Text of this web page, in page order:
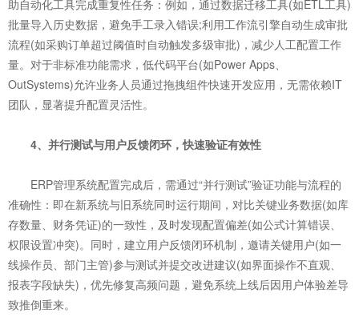
助自动化工具完成重复性任务：例如，通过数据迁移工具(如ETL工具)
批量导入历史数据，避免手工录入错误;利用工作流引擎自动生成审批
流程(如采购订单超过阈值时自动触发多级审批)，减少人工配置工作
量。对于非标准功能需求，低代码平台(如Power Apps、
OutSystems)允许业务人员通过拖拽组件快速开发应用，无需依赖IT
团队，显著提升配置灵活性。
4、并行测试与用户反馈闭环，快速验证有效性
ERP管理系统配置完成后，需通过“并行测试”验证功能与流程的
准确性：即在新系统与旧系统同时运行期间，对比关键业务数据(如库
存数量、财务凭证)的一致性，及时发现配置偏差(如公式计算错误、
权限设置冲突)。同时，建立用户反馈闭环机制，邀请关键用户(如一
线操作员、部门主管)参与测试并提交改进建议(如界面操作不直观、
报表字段缺失)，优先修复高频问题，避免系统上线后因用户体验差导
致推倒重来。